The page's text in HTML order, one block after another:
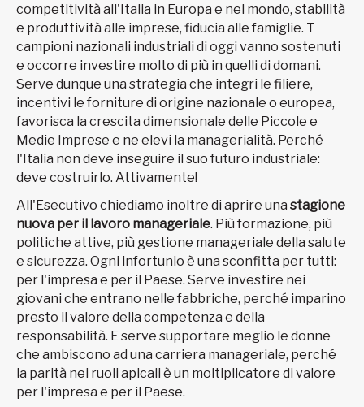
competitività all'Italia in Europa e nel mondo, stabilità
e produttività alle imprese, fiducia alle famiglie. T
campioni nazionali industriali di oggi vanno sostenuti
e occorre investire molto di più in quelli di domani.
Serve dunque una strategia che integri le filiere,
incentivi le forniture di origine nazionale o europea,
favorisca la crescita dimensionale delle Piccole e
Medie Imprese e ne elevi la managerialità. Perché
l'Italia non deve inseguire il suo futuro industriale:
deve costruirlo. Attivamente!
All'Esecutivo chiediamo inoltre di aprire una stagione
nuova per il lavoro manageriale. Più formazione, più
politiche attive, più gestione manageriale della salute
e sicurezza. Ogni infortunio è una sconfitta per tutti:
per l'impresa e per il Paese. Serve investire nei
giovani che entrano nelle fabbriche, perché imparino
presto il valore della competenza e della
responsabilità. E serve supportare meglio le donne
che ambiscono ad una carriera manageriale, perché
la parità nei ruoli apicali è un moltiplicatore di valore
per l'impresa e per il Paese.